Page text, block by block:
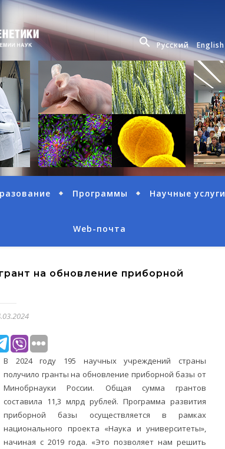
Русский English
Программы Научные услуги
Web-почта
на обновление приборной
В 2024 году 195 научных учреждений страны
получило гранты на обновление приборной базы от
Минобрнауки России. Общая сумма грантов
составила 11,3 млрд рублей. Программа развития
приборной базы осуществляется в рамках
национального проекта «Наука и университеты»,
начиная с 2019 года. «Это позволяет нам решить